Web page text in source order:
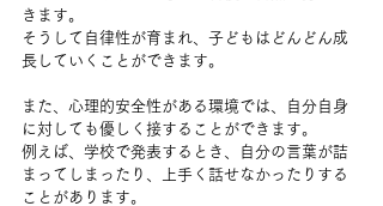
きます。
そうして自律性が育まれ、子どもはどんどん成
長していくことができます。
また、心理的安全性がある環境では、自分自身
に対しても優しく接することができます。
例えば、学校で発表するとき、自分の言葉が詰
まってしまったり、上手く話せなかったりする
ことがあります。